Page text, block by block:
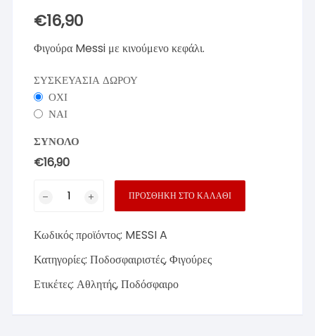
€16,90
Φιγούρα Messi με κινούμενο κεφάλι.
ΣΥΣΚΕΥΑΣΙΑ ΔΩΡΟΥ
ΟΧΙ
ΝΑΙ
ΣΥΝΟΛΟ
€16,90
Μινιατούρα
MESSI
(A)
ποσότητα
ΠΡΟΣΘΉΚΗ ΣΤΟ ΚΑΛΆΘΙ
Κωδικός προϊόντος: MESSI A
Κατηγορίες:Ποδοσφαιριστές,Φιγούρες
Ετικέτες:Αθλητής,Ποδόσφαιρο